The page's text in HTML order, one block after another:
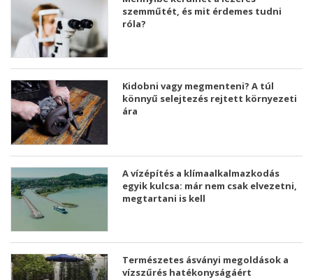
szemműtét, és mit érdemes tudni
róla?
Kidobni vagy megmenteni? A túl
könnyű selejtezés rejtett környezeti
ára
A vízépítés a klímaalkalmazkodás
egyik kulcsa: már nem csak elvezetni,
megtartani is kell
Természetes ásványi megoldások a
vízszűrés hatékonyságáért